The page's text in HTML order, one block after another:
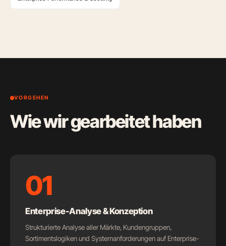
VORGEHEN
Wie wir gearbeitet haben
01
Enterprise-Analyse & Konzeption
Strukturierte Analyse aller Märkte, Kundengruppen,
Sortimentslogiken und Systemanforderungen auf Enterprise-